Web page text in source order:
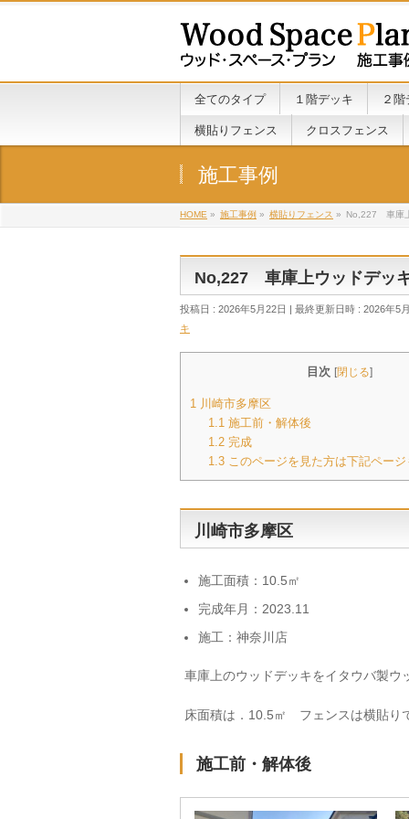
全てのタイプ １階デッキ ２
横貼りフェンス クロスフェンス
施工事例
HOME » 施工事例 » 横貼りフェンス » No,227 車庫
No,227 車庫上ウッドデッ
投稿日 : 2026年5月22日
最終更新日時 : 2026年5
キ
目次 [閉じる]
1 川崎市多摩区
1.1施工前・解体後​
1.2完成
1.3このページを見た方は下記ページ
川崎市多摩区
施工面積：10.5㎡
完成年月：2023.11
施工：神奈川店
車庫上のウッドデッキをイタウバ製ウ
床面積は．10.5㎡ フェンスは横貼り
施工前・解体後